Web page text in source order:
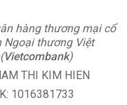
hàng thương mại cổ
Ngoại thương Việt
Vietcombank)
THI KIM HIEN
1016381733